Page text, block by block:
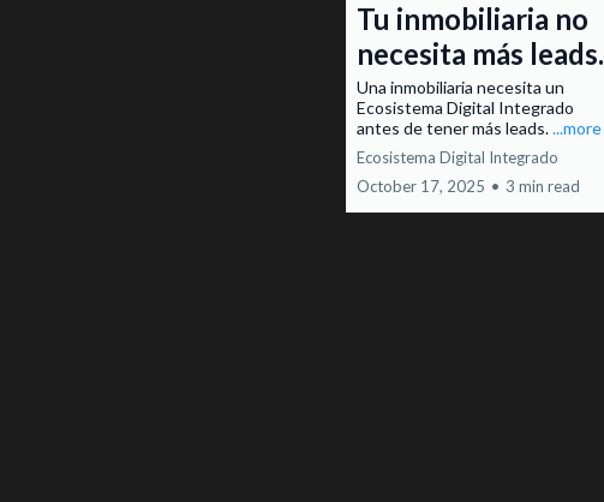
Tu inmobiliaria no
necesita más leads.
Una inmobiliaria necesita un
Ecosistema Digital Integrado
antes de tener más leads....more
Ecosistema Digital Integrado
October 17, 2025 • 3 min read